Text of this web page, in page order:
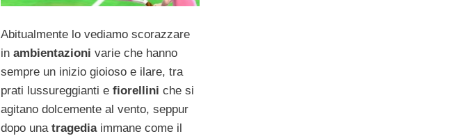
Abitualmente lo vediamo scorazzare
in ambientazioni varie che hanno
sempre un inizio gioioso e ilare, tra
prati lussureggianti e fiorellini che si
agitano dolcemente al vento, seppur
dopo una tragedia immane come il